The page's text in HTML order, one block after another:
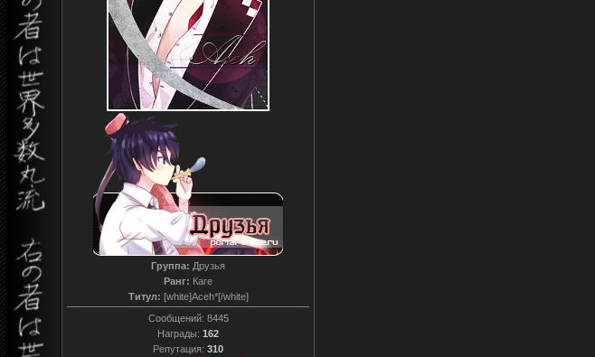
Группа: Друзья
Ранг: Каге
Титул: [white]Aceh*[/white]
Сообщений: 8445
Награды: 162
Репутация: 310